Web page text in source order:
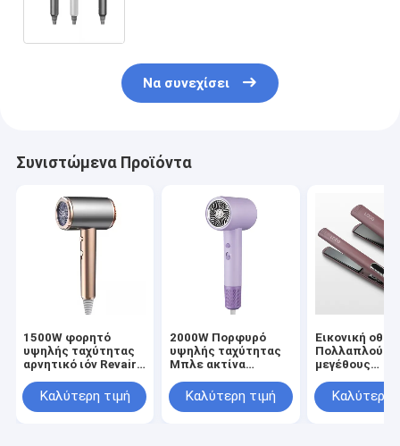
Να συνεχίσει
Συνιστώμενα Προϊόντα
1500W φορητό
υψηλής ταχύτητας
αρνητικό ιόν Revair
στεγνωτήρα
μαλλιών για το σπίτι
Καλύτερη τιμή
2000W Πορφυρό
υψηλής ταχύτητας
Μπλε ακτίνα
Revair στεγνωτήρα
μαλλιών
Καλύτερη τιμή
Εικονική
Πολλαπλού
μεγέθους
μαλλιών με
Καλύτερη